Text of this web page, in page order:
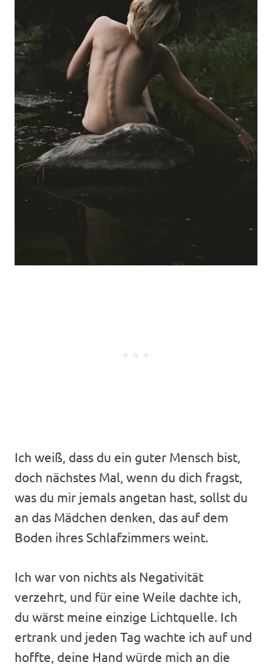
Ich weiß, dass du ein guter Mensch bist,
doch nächstes Mal, wenn du dich fragst,
was du mir jemals angetan hast, sollst du
an das Mädchen denken, das auf dem
Boden ihres Schlafzimmers weint.
Ich war von nichts als Negativität
verzehrt, und für eine Weile dachte ich,
du wärst meine einzige Lichtquelle. Ich
ertrank und jeden Tag wachte ich auf und
hoffte, deine Hand würde mich an die